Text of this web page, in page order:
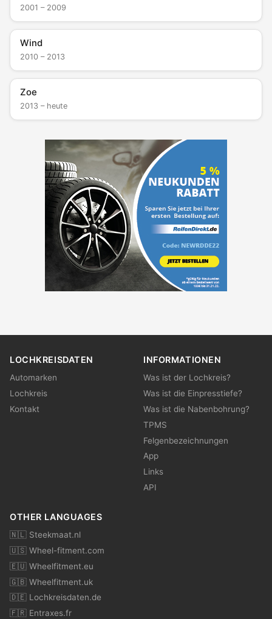
2001 – 2009
Wind
2010 – 2013
Zoe
2013 – heute
LOCHKREISDATEN
Automarken
Lochkreis
Kontakt
INFORMATIONEN
Was ist der Lochkreis?
Was ist die Einpresstiefe?
Was ist die Nabenbohrung?
TPMS
Felgenbezeichnungen
App
Links
API
OTHER LANGUAGES
🇳🇱 Steekmaat.nl
🇺🇸 Wheel-fitment.com
🇪🇺 Wheelfitment.eu
🇬🇧 Wheelfitment.uk
🇩🇪 Lochkreisdaten.de
🇫🇷 Entraxes.fr